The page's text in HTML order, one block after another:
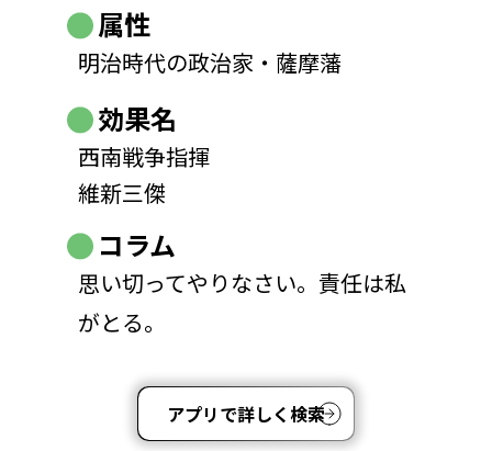
属性
明治時代の政治家・薩摩藩
効果名
西南戦争指揮
維新三傑
コラム
思い切ってやりなさい。責任は私
がとる。
アプリで詳しく検索